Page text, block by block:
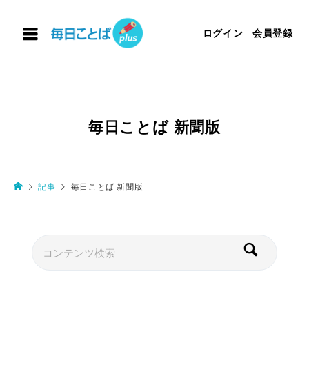
ログイン 会員登録
毎日ことば 新聞版
記事 毎日ことば 新聞版